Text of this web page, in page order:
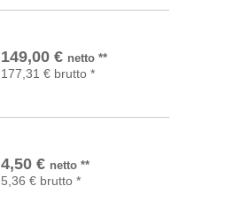
149,00 € netto**
177,31 € brutto *
In den Warenkorb
4,50 € netto**
5,36 € brutto *